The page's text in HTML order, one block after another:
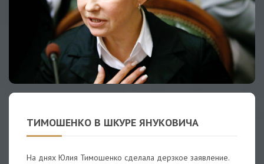
ТИМОШЕНКО В ШКУРЕ ЯНУКОВИЧА
На днях Юлия Тимошенко сделала дерзкое заявление.